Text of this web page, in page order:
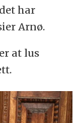
har
Arnø.
at lus